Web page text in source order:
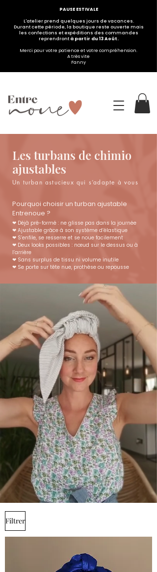
PAUSE ESTIVALE
L'atelier prend quelques jours de vacances.
Durant cette période, la boutique reste ouverte mais
les confections et expéditions des commandes
reprendrontà partir du 13 Août.
Merci pour votre patience et votre compréhension.
A très vite
Fanny
Les turbans de chimio
ajustables
Un turban astucieux qui s’adapte à vous
Pourquoi choisir un turban ajustable
Entrenoue ?
❤︎ Déjà pré-formé : ne glisse pas dans la journée
❤︎ Ajustable grâce à son système d’élastique
❤︎ S’enfile, se resserre et se noue facilement
❤︎ Deux looks possibles : nœud sur le dessus ou à
l’arrière
❤︎ Sans surplus de tissu ni volume inutile
❤︎ Se porte sur tête nue, prothèse ou repousse
Filtrer